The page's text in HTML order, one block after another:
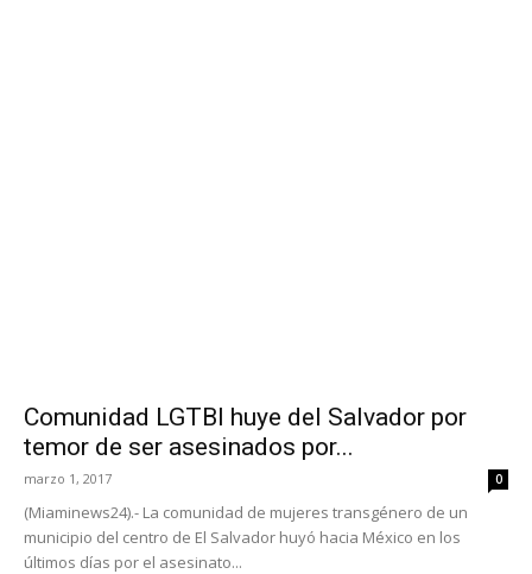
Comunidad LGTBI huye del Salvador por
temor de ser asesinados por...
marzo 1, 2017 0
(Miaminews24).- La comunidad de mujeres transgénero de un
municipio del centro de El Salvador huyó hacia México en los
últimos días por el asesinato...